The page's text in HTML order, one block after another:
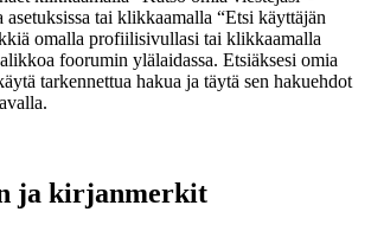
asetuksissa tai klikkaamalla “Etsi käyttäjän
omalla profiilisivullasi tai klikkaamalla
foorumin ylälaidassa. Etsiäksesi omia
tarkennettua hakua ja täytä sen hakuehdot
ja kirjanmerkit